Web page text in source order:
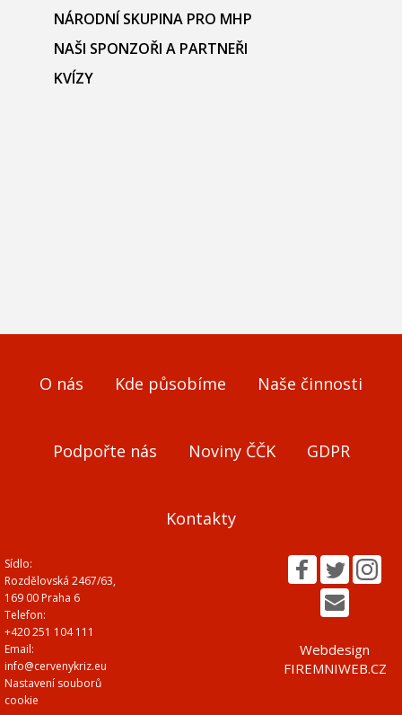
NÁRODNÍ SKUPINA PRO MHP
NAŠI SPONZOŘI A PARTNEŘI
KVÍZY
O nás Kde působíme Naše činnosti
Podpořte nás Noviny ČČK GDPR
Kontakty
Sídlo:
Rozdělovská 2467/63,
169 00 Praha 6
Telefon:
+420 251 104 111
Email:
info@cervenykriz.eu
Nastavení souborů
cookie
Webdesign
FIREMNIWEB.CZ